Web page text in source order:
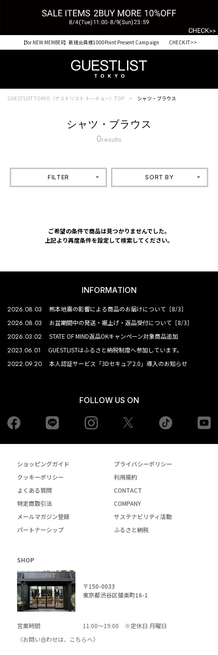
【for NEW MEMBER】新規会員様1000Point Present Campaign CHECK IT>>
GUESTLIST TOKYO（ゲストリスト トーキョー）TOP シャツ・ブラウス
シャツ・ブラウス
0results
FILTER SORT BY
ご希望の条件で商品は見つかりませんでした。
上記より再度条件を設定して検索してください。
INFORMATION
2026.08.03 熊本地震の影響による商品のお届けについて［8/3］
2026.08.03 お盆期間中の発送・裾上げ・返品受付について［8/3］
2026.03.02 STATE OF MIND返品OKキャンペーン対象商品追加
2023.06.01 GUESTLISTはふるさと納税制度へ参加しています。
2022.09.20 本人認証サービス「3Dセキュア2.0」導入のお知らせ
FOLLOW US ON
Facebook Instagram tiktok
ショッピングガイド
プライバシーポリシー
クッキーポリシー
利用規約
よくある質問
CONTACT
特定商取引法
COMPANY
メールマガジン登録
サステナビリティ活動
パートナーシップ
ふるさと納税
SHOP
〒150-0033
東京都渋谷区猿楽町16-1
営業時間
11:00～19:00 ※定休日 月曜日
〈お問い合わせは、
こちらへ〉